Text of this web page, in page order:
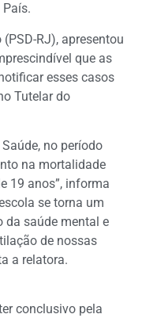
RJ), apresentou
que as
esses casos
Tutelar do
no período
na mortalidade
19 anos”, informa
se torna um
da saúde mental e
de nossas
a relatora.
conclusivo pela